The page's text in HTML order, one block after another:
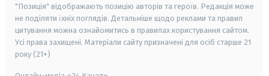
"Позиція" відображають позицію авторів та героїв. Редакція може
не поділяти їхніх поглядів. Детальніше щодо реклами та правил
цитування можна ознайомитись в правилах користування сайтом.
Усі права захищені. Матеріали сайту призначені для осіб старше 21
року (21+)